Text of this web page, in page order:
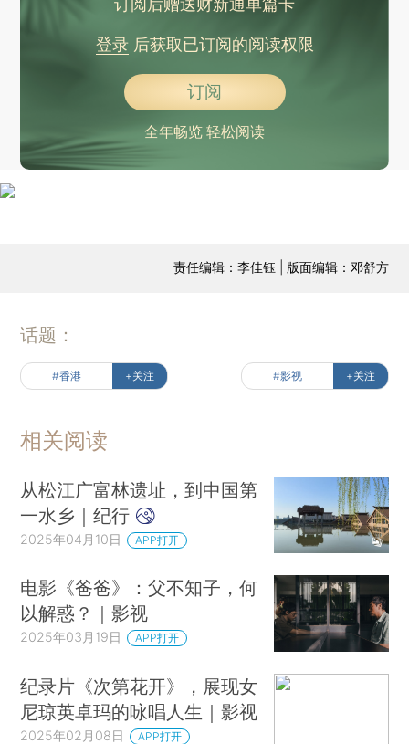
订阅后赠送财新通单篇卡
登录后获取已订阅的阅读权限
订阅
全年畅览 轻松阅读
责任编辑：李佳钰 | 版面编辑：邓舒方
话题：
#香港 +关注 #影视 +关注
相关阅读
从松江广富林遗址，到中国第
一水乡｜纪行
2025年04月10日 APP打开
电影《爸爸》：父不知子，何
以解惑？｜影视
2025年03月19日 APP打开
纪录片《次第花开》，展现女
尼琼英卓玛的咏唱人生｜影视
2025年02月08日 APP打开